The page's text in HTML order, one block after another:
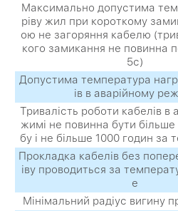
Максимально допустима
ріву жил при короткому
ою не загоряння кабелю
кого замикання не повинна
5с)
Допустима температура
ів в аварійному
Тривалість роботи кабелів в
жимі не повинна бути
бу і не більше 1000 годин за
Прокладка кабелів без
іву проводиться за
е
Мінімальний радіус вигину